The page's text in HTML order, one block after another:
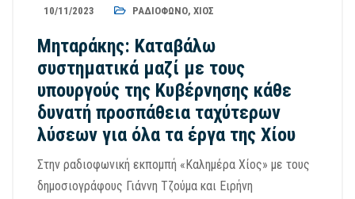
10/11/2023 ΡΑΔΙΌΦΩΝΟ, ΧΊΟΣ
Μηταράκης: Καταβάλω
συστηματικά μαζί με τους
υπουργούς της Κυβέρνησης κάθε
δυνατή προσπάθεια ταχύτερων
λύσεων για όλα τα έργα της Χίου
Στην ραδιοφωνική εκπομπή «Καλημέρα Χίος» με τους
δημοσιογράφους Γιάννη Τζούμα και Ειρήνη